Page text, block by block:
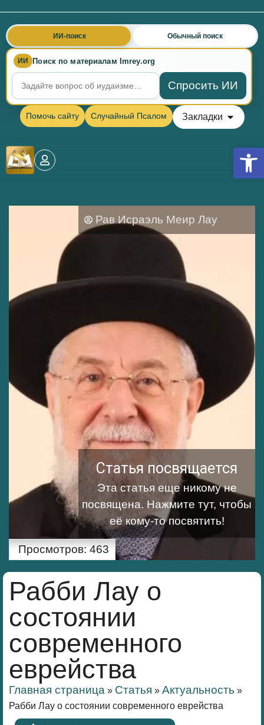
ИИ Поиск по материалам Imrey.org
Спросить ИИ
ИИ-поиск Обычный поиск
Помочь сайту Случайный Псалом Закладки
Рав Исраэль Меир Лау
Статья посвящается
Эта статья еще никому не
посвящена. Нажмите тут, чтобы
её кому-то посвятить!
Просмотров: 463
Рабби Лау о
состоянии
современного
еврейства
Главная страница » Статья » Aктуальность »
Рабби Лау о состоянии современного еврейства